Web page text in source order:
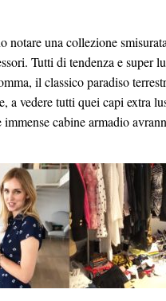
notare una collezione
Tutti di tendenza e super
il classico paradiso
a vedere tutti quei capi extra
cabine armadio